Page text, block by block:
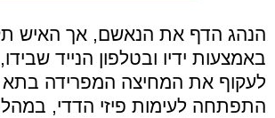
הנהג הדף את הנאשם, אך האיש
באמצעות ידיו ובטלפון הנייד שבידו,
לעקוף את המחיצה המפרידה
התפתחה לעימות פיזי הדדי,